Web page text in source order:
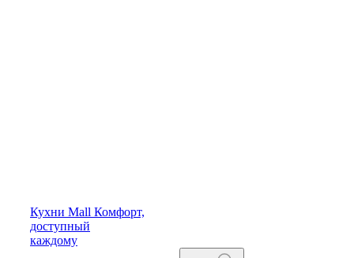
Кухни Mall Комфорт,
доступный
каждому